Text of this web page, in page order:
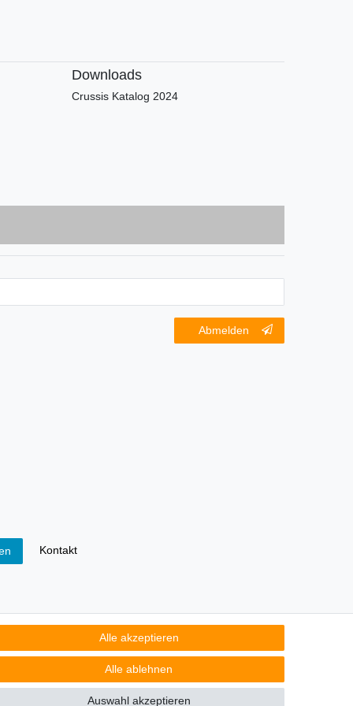
Downloads
Crussis Katalog 2024
Abmelden
Alle akzeptieren
Alle ablehnen
Auswahl akzeptieren
Kontakt
im Sortiment führen oder geführt haben,
Bedeutung: